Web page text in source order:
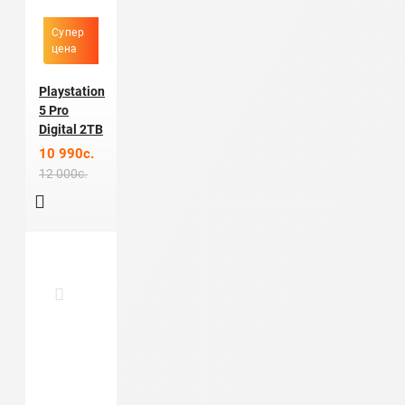
Супер
цена
Playstation
5 Pro
Digital 2TB
10 990c.
12 000c.